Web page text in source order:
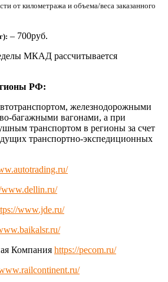
от километража и объема/веса заказанного
– 700руб.
МКАД рассчитывается
РФ:
железнодорожными
багажными вагонами, а при
транспортом в регионы за счет
транспортно-экспедиционных
www.dellin.ru/
www.jde.ru/
Компания https://pecom.ru/